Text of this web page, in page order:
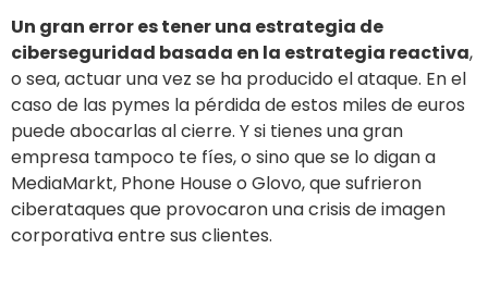
Un gran error es tener una estrategia de
ciberseguridad basada en la estrategia reactiva,
o sea, actuar una vez se ha producido el ataque. En el
caso de las pymes la pérdida de estos miles de euros
puede abocarlas al cierre. Y si tienes una gran
empresa tampoco te fíes, o sino que se lo digan a
MediaMarkt, Phone House o Glovo, que sufrieron
ciberataques que provocaron una crisis de imagen
corporativa entre sus clientes.